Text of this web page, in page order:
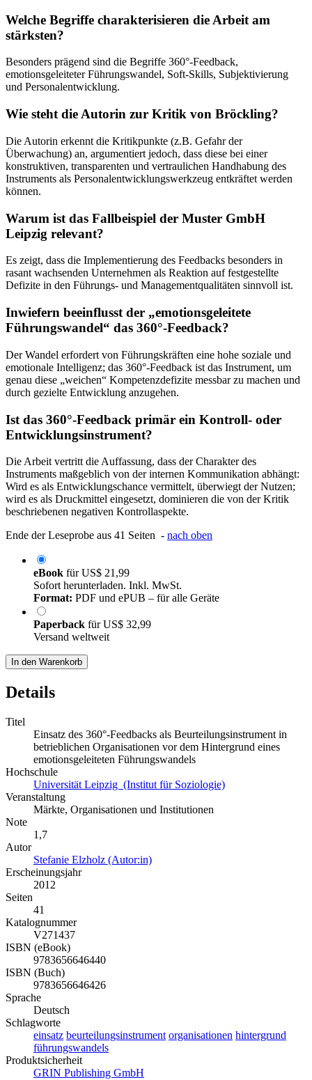
Welche Begriffe charakterisieren die Arbeit am
stärksten?
Besonders prägend sind die Begriffe 360°-Feedback,
emotionsgeleiteter Führungswandel, Soft-Skills, Subjektivierung
und Personalentwicklung.
Wie steht die Autorin zur Kritik von Bröckling?
Die Autorin erkennt die Kritikpunkte (z.B. Gefahr der
Überwachung) an, argumentiert jedoch, dass diese bei einer
konstruktiven, transparenten und vertraulichen Handhabung des
Instruments als Personalentwicklungswerkzeug entkräftet werden
können.
Warum ist das Fallbeispiel der Muster GmbH
Leipzig relevant?
Es zeigt, dass die Implementierung des Feedbacks besonders in
rasant wachsenden Unternehmen als Reaktion auf festgestellte
Defizite in den Führungs- und Managementqualitäten sinnvoll ist.
Inwiefern beeinflusst der „emotionsgeleitete
Führungswandel“ das 360°-Feedback?
Der Wandel erfordert von Führungskräften eine hohe soziale und
emotionale Intelligenz; das 360°-Feedback ist das Instrument, um
genau diese „weichen“ Kompetenzdefizite messbar zu machen und
durch gezielte Entwicklung anzugehen.
Ist das 360°-Feedback primär ein Kontroll- oder
Entwicklungsinstrument?
Die Arbeit vertritt die Auffassung, dass der Charakter des
Instruments maßgeblich von der internen Kommunikation abhängt:
Wird es als Entwicklungschance vermittelt, überwiegt der Nutzen;
wird es als Druckmittel eingesetzt, dominieren die von der Kritik
beschriebenen negativen Kontrollaspekte.
Ende der Leseprobe aus 41 Seiten - nach oben
eBook fürUS$ 21,99
Sofort herunterladen. Inkl. MwSt.
Format: PDF und ePUB – für alle Geräte
Paperback fürUS$ 32,99
Versand weltweit
In den Warenkorb
Details
Titel
Einsatz des 360°-Feedbacks als Beurteilungsinstrument in
betrieblichen Organisationen vor dem Hintergrund eines
emotionsgeleiteten Führungswandels
Hochschule
Universität Leipzig (Institut für Soziologie)
Veranstaltung
Märkte, Organisationen und Institutionen
Note
1,7
Autor
Stefanie Elzholz (Autor:in)
Erscheinungsjahr
2012
Seiten
41
Katalognummer
V271437
ISBN (eBook)
9783656646440
ISBN (Buch)
9783656646426
Sprache
Deutsch
Schlagworte
einsatz beurteilungsinstrument organisationen hintergrund
führungswandels
Produktsicherheit
GRIN Publishing GmbH